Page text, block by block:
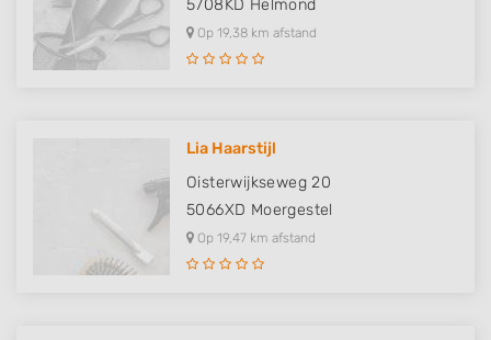
5708KD Helmond
Op 19,38 km afstand
Lia Haarstijl
Oisterwijkseweg 20
5066XD Moergestel
Op 19,47 km afstand